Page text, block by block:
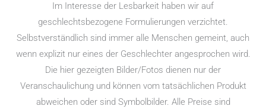
Im Interesse der Lesbarkeit haben wir auf
geschlechtsbezogene Formulierungen verzichtet.
Selbstverständlich sind immer alle Menschen gemeint, auch
wenn explizit nur eines der Geschlechter angesprochen wird.
Die hier gezeigten Bilder/Fotos dienen nur der
Veranschaulichung und können vom tatsächlichen Produkt
abweichen oder sind Symbolbilder. Alle Preise sind